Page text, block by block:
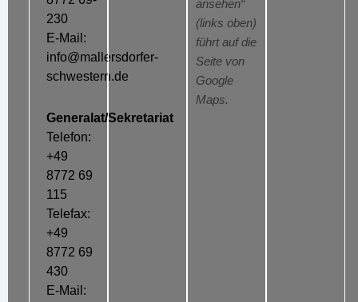
230
E-Mail:
info@mallersdorfer-
schwestern.de
Generalat/Sekretariat
Telefon:
+49
8772 69
115
Telefax:
+49
8772 69
430
E-Mail:
ansehen“
(links oben)
führt auf die
Seite von
Google
Maps.